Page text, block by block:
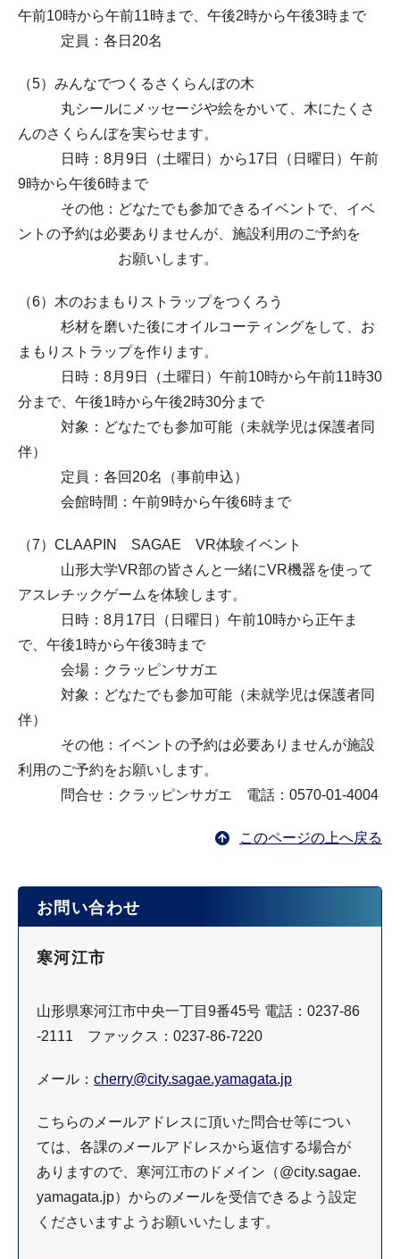
午前10時から午前11時まで、午後2時から午後3時まで
定員：各日20名
（5）みんなでつくるさくらんぼの木
丸シールにメッセージや絵をかいて、木にたくさ
んのさくらんぼを実らせます。
日時：8月9日（土曜日）から17日（日曜日）午前
9時から午後6時まで
その他：どなたでも参加できるイベントで、イベ
ントの予約は必要ありませんが、施設利用のご予約を
お願いします。
（6）木のおまもりストラップをつくろう
杉材を磨いた後にオイルコーティングをして、お
まもりストラップを作ります。
日時：8月9日（土曜日）午前10時から午前11時30
分まで、午後1時から午後2時30分まで
対象：どなたでも参加可能（未就学児は保護者同
伴）
定員：各回20名（事前申込）
会館時間：午前9時から午後6時まで
（7）CLAAPIN SAGAE VR体験イベント
山形大学VR部の皆さんと一緒にVR機器を使って
アスレチックゲームを体験します。
日時：8月17日（日曜日）午前10時から正午ま
で、午後1時から午後3時まで
会場：クラッピンサガエ
対象：どなたでも参加可能（未就学児は保護者同
伴）
その他：イベントの予約は必要ありませんが施設
利用のご予約をお願いします。
問合せ：クラッピンサガエ 電話：0570-01-4004
このページの上へ戻る
お問い合わせ
寒河江市
山形県寒河江市中央一丁目9番45号 電話：0237-86
-2111 ファックス：0237-86-7220
メール： cherry@city.sagae.yamagata.jp
こちらのメールアドレスに頂いた問合せ等につい
ては、各課のメールアドレスから返信する場合が
ありますので、寒河江市のドメイン（@city.sagae.
yamagata.jp）からのメールを受信できるよう設定
くださいますようお願いいたします。